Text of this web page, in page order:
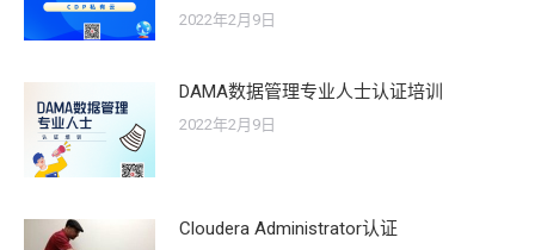
2022年2月9日
DAMA数据管理专业人士认证培训
2022年2月9日
Cloudera Administrator认证